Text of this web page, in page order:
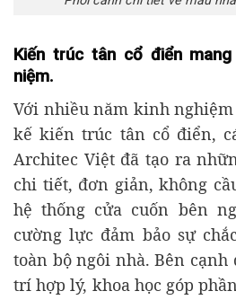
Kiến trúc tân cổ điển
niệm.
Với nhiều năm kinh
kế kiến trúc tân cổ điển,
Architec Việt đã tạo ra
chi tiết, đơn giản, không
hệ thống cửa cuốn bên
cường lực đảm bảo sự
toàn bộ ngôi nhà. Bên cạnh
trí hợp lý, khoa học góp